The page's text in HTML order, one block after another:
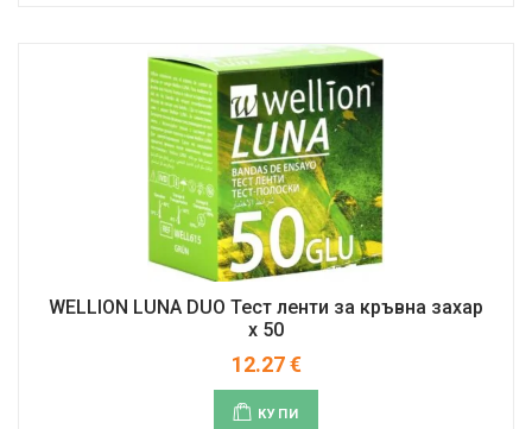
WELLION LUNA DUO Тест ленти за кръвна захар
x 50
12.27€
КУПИ